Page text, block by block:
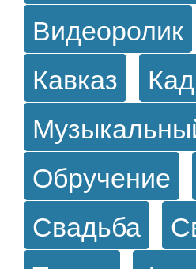
Видеоролик
Кавказ
Обручение
Свадьба